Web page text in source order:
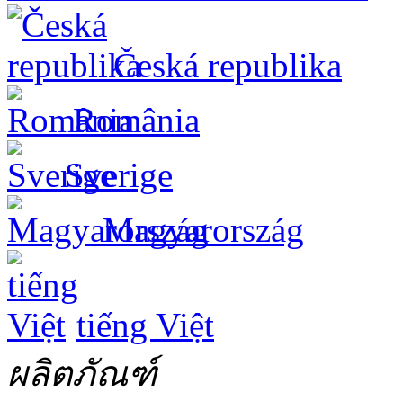
Česká republika
România
Sverige
Magyarország
tiếng Việt
ผลิตภัณฑ์